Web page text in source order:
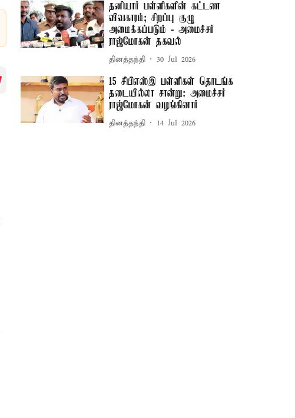
தனியார் பள்ளிகளின் கட்டண
விவகாரம்; சிறப்பு குழு
அமைக்கப்படும் - அமைச்சர்
ராஜ்மோகன் தகவல்
தினத்தந்தி 30 Jul 2026
15 சிபிஎஸ்இ பள்ளிகள் தொடங்க
தடையில்லா சான்று: அமைச்சர்
ராஜ்மோகன் வழங்கினார்
தினத்தந்தி 14 Jul 2026